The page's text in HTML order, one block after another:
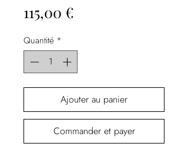
115,00 €
Quantité *
Ajouter au panier
Commander et payer